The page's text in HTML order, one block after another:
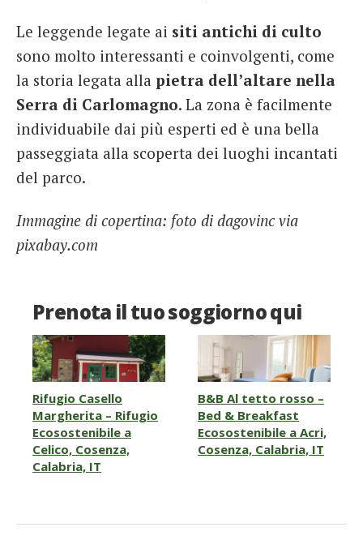
Le leggende legate ai siti antichi di culto
sono molto interessanti e coinvolgenti, come
la storia legata alla pietra dell’altare nella
Serra di Carlomagno. La zona è facilmente
individuabile dai più esperti ed è una bella
passeggiata alla scoperta dei luoghi incantati
del parco.
Immagine di copertina: foto di dagovinc via
pixabay.com
Prenota il tuo soggiorno qui
Rifugio Casello
Margherita – Rifugio
Ecosostenibile a
Celico, Cosenza,
Calabria, IT
B&B Al tetto rosso –
Bed & Breakfast
Ecosostenibile a Acri,
Cosenza, Calabria, IT